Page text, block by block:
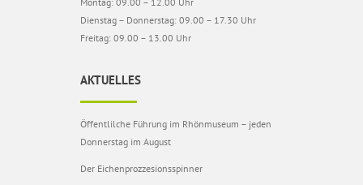
Dienstag – Donnerstag: 09.00 – 17.30 Uhr
Freitag: 09.00 – 13.00 Uhr
AKTUELLES
Öffentlilche Führung im Rhönmuseum – jeden
Donnerstag im August
Der Eichenprozzesionsspinner